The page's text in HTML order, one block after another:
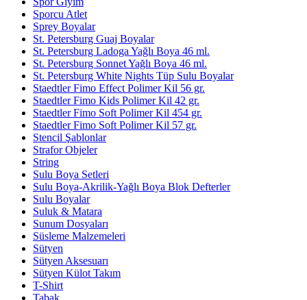
Sporcu Atlet
Sprey Boyalar
St. Petersburg Guaj Boyalar
St. Petersburg Ladoga Yağlı Boya 46 ml.
St. Petersburg Sonnet Yağlı Boya 46 ml.
St. Petersburg White Nights Tüp Sulu Boyalar
Staedtler Fimo Effect Polimer Kil 56 gr.
Staedtler Fimo Kids Polimer Kil 42 gr.
Staedtler Fimo Soft Polimer Kil 454 gr.
Staedtler Fimo Soft Polimer Kil 57 gr.
Stencil Şablonlar
Strafor Objeler
String
Sulu Boya Setleri
Sulu Boya-Akrilik-Yağlı Boya Blok Defterler
Sulu Boyalar
Suluk & Matara
Sunum Dosyaları
Süsleme Malzemeleri
Sütyen
Sütyen Aksesuarı
Sütyen Külot Takım
T-Shirt